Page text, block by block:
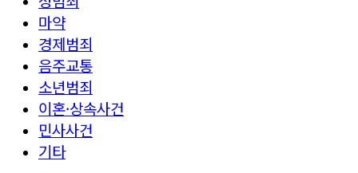
마약
경제범죄
음주교통
소년범죄
이혼·상속사건
민사사건
기타